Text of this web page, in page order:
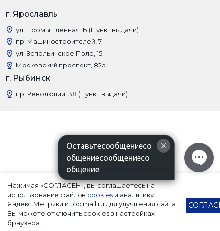
г. Ярославль
ул. Промышленная 1Б (Пункт выдачи)
пр. Машиностроителей, 7
ул. Вспольинское Поле, 15
Московский проспект, 82а
г. Рыбинск
пр. Революции, 38 (Пункт выдачи)
Нажимая «СОГЛАСЕН», вы соглашаетесь на
использование файлов cookies и аналитику
Яндекс.Метрики и top.mail.ru для улучшения сайта.
Вы можете отключить cookies в настройках
браузера.
Оставьтесообщениесо
общениесообщениесо
общение